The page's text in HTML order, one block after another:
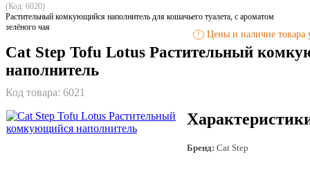
(Код: 6020)
Растительный комкующийся наполнитель для кошачьего туалета, с ароматом
зелёного чая
! Цены и наличие товара
Cat Step Tofu Lotus Растительный
наполнитель
Код товара: 6021
Бренд: Cat Step